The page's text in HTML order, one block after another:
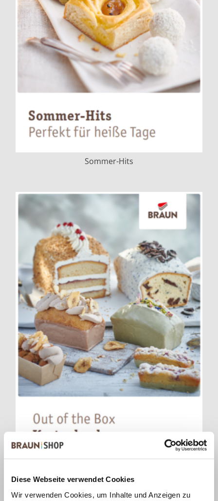
Diese Webseite verwendet Cookies
Wir verwenden Cookies, um Inhalte und Anzeigen zu
Sommer-Hits